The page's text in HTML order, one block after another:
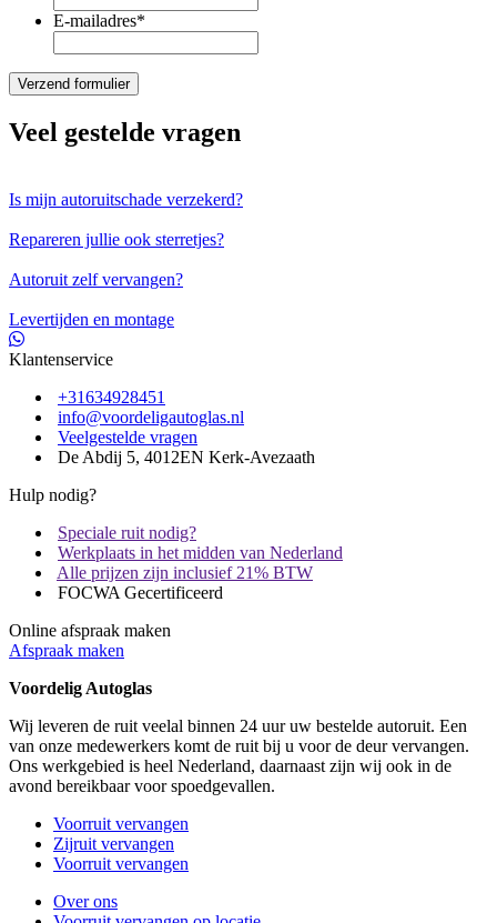
E-mailadres*
Veel gestelde vragen
Is mijn autoruitschade verzekerd?
Repareren jullie ook sterretjes?
Autoruit zelf vervangen?
Levertijden en montage
Klantenservice
+31634928451
info@voordeligautoglas.nl
Veelgestelde vragen
De Abdij 5, 4012EN Kerk-Avezaath
Hulp nodig?
Speciale ruit nodig?
Werkplaats in het midden van Nederland
Alle prijzen zijn inclusief 21% BTW
FOCWA Gecertificeerd
Online afspraak maken
Afspraak maken
Voordelig Autoglas
Wij leveren de ruit veelal binnen 24 uur uw bestelde autoruit. Een
van onze medewerkers komt de ruit bij u voor de deur vervangen.
Ons werkgebied is heel Nederland, daarnaast zijn wij ook in de
avond bereikbaar voor spoedgevallen.
Voorruit vervangen
Zijruit vervangen
Voorruit vervangen
Over ons